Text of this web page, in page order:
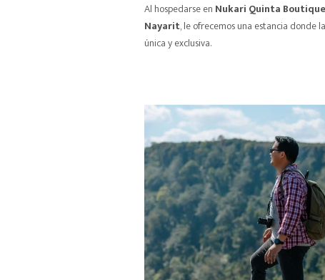
Al hospedarse en Nukari Quinta Boutique
Nayarit, le ofrecemos una estancia donde
única y exclusiva.